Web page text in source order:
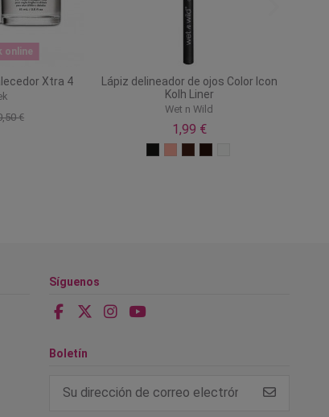
online
Xtra 4
€
Lápiz delineador de ojos Color Icon
Kolh Liner
Wet n Wild
1,99 €
Síguenos
Boletín